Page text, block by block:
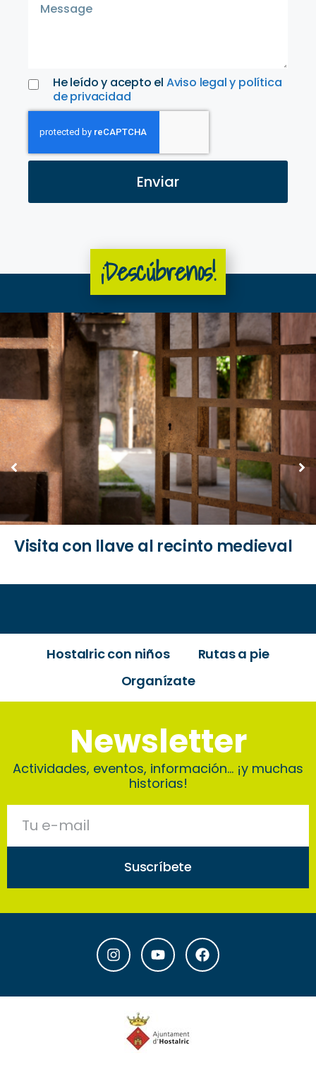
He leído y acepto el Aviso legal y política
de privacidad
Enviar
¡Descúbrenos!
Visita con llave al recinto medieval
Hostalric con niños
Rutas a pie
Organízate
Newsletter
Actividades, eventos, información… ¡y muchas
historias!
Suscríbete